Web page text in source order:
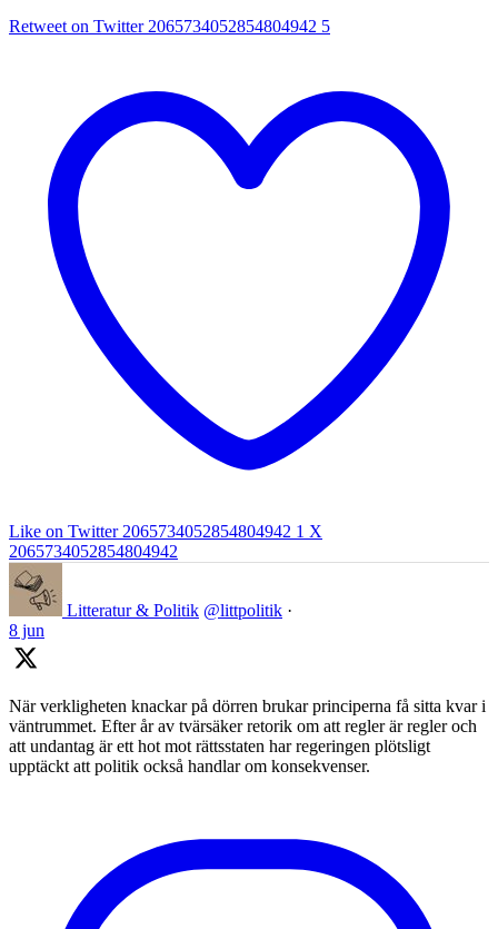
Retweet on Twitter 2065734052854804942 5
Like on Twitter 2065734052854804942 1 X
2065734052854804942
Litteratur & Politik @littpolitik ·
8 jun
När verkligheten knackar på dörren brukar principerna få sitta kvar i
väntrummet. Efter år av tvärsäker retorik om att regler är regler och
att undantag är ett hot mot rättsstaten har regeringen plötsligt
upptäckt att politik också handlar om konsekvenser.